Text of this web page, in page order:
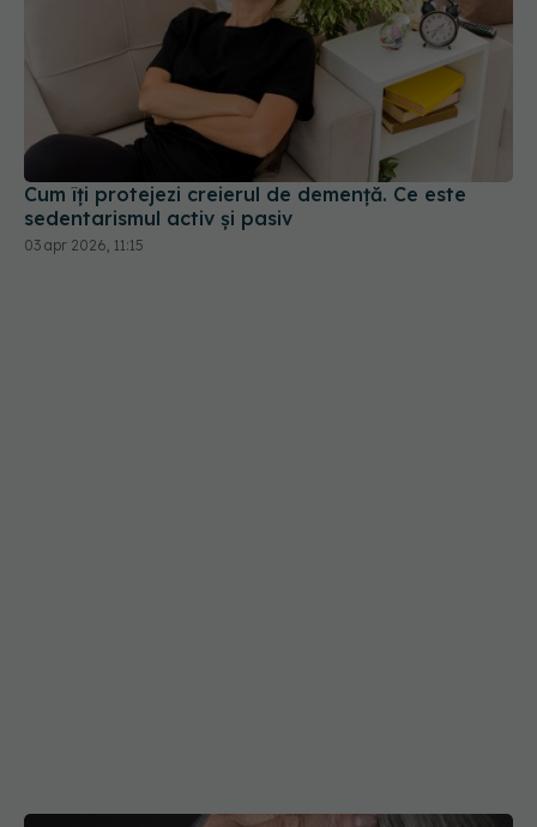
Cum îți protejezi creierul de demență. Ce este
sedentarismul activ și pasiv
03 apr 2026, 11:15